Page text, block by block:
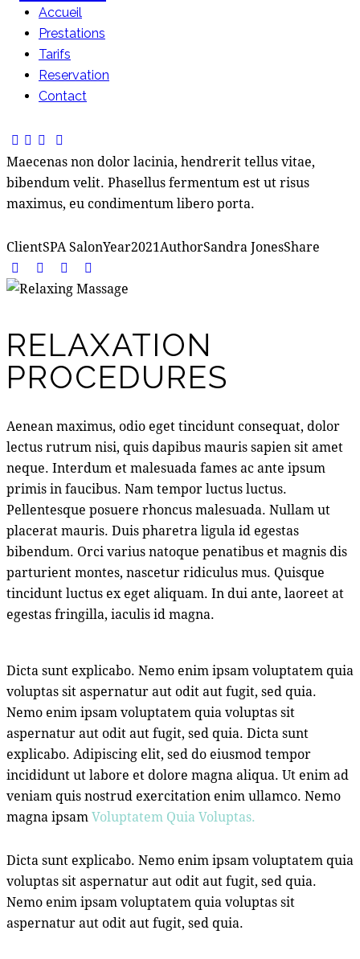
Accueil
Prestations
Tarifs
Reservation
Contact
Maecenas non dolor lacinia, hendrerit tellus vitae,
bibendum velit. Phasellus fermentum est ut risus
maximus, eu condimentum libero porta.
ClientSPA SalonYear2021AuthorSandra JonesShare
RELAXATION
PROCEDURES
Aenean maximus, odio eget tincidunt consequat, dolor
lectus rutrum nisi, quis dapibus mauris sapien sit amet
neque. Interdum et malesuada fames ac ante ipsum
primis in faucibus. Nam tempor luctus luctus.
Pellentesque posuere rhoncus malesuada. Nullam ut
placerat mauris. Duis pharetra ligula id egestas
bibendum. Orci varius natoque penatibus et magnis dis
parturient montes, nascetur ridiculus mus. Quisque
tincidunt luctus ex eget aliquam. In dui ante, laoreet at
egestas fringilla, iaculis id magna.
Dicta sunt explicabo. Nemo enim ipsam voluptatem quia
voluptas sit aspernatur aut odit aut fugit, sed quia.
Nemo enim ipsam voluptatem quia voluptas sit
aspernatur aut odit aut fugit, sed quia. Dicta sunt
explicabo. Adipiscing elit, sed do eiusmod tempor
incididunt ut labore et dolore magna aliqua. Ut enim ad
veniam quis nostrud exercitation enim ullamco. Nemo
magna ipsam Voluptatem Quia Voluptas.
Dicta sunt explicabo. Nemo enim ipsam voluptatem quia
voluptas sit aspernatur aut odit aut fugit, sed quia.
Nemo enim ipsam voluptatem quia voluptas sit
aspernatur aut odit aut fugit, sed quia.